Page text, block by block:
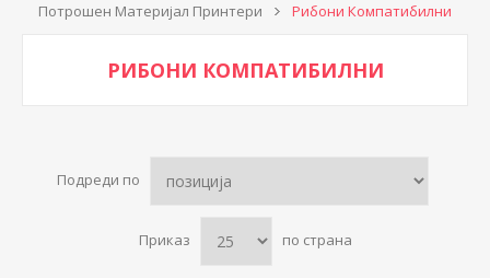
Потрошен Материјал Принтери
Рибони Компатибилни
РИБОНИ КОМПАТИБИЛНИ
Подреди по
Приказ по страна